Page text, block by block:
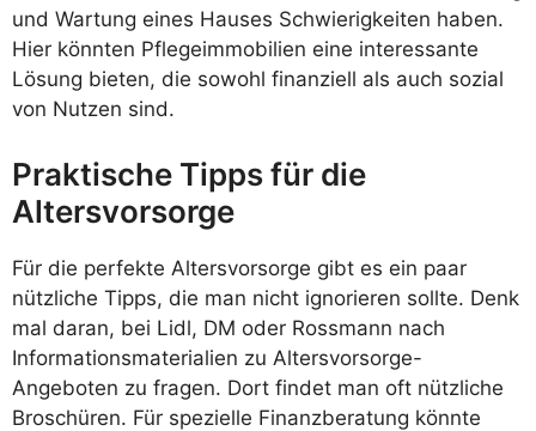
und Wartung eines Hauses Schwierigkeiten haben.
Hier könnten Pflegeimmobilien eine interessante
Lösung bieten, die sowohl finanziell als auch sozial
von Nutzen sind.
Praktische Tipps für die
Altersvorsorge
Für die perfekte Altersvorsorge gibt es ein paar
nützliche Tipps, die man nicht ignorieren sollte. Denk
mal daran, bei Lidl, DM oder Rossmann nach
Informationsmaterialien zu Altersvorsorge-
Angeboten zu fragen. Dort findet man oft nützliche
Broschüren. Für spezielle Finanzberatung könnte